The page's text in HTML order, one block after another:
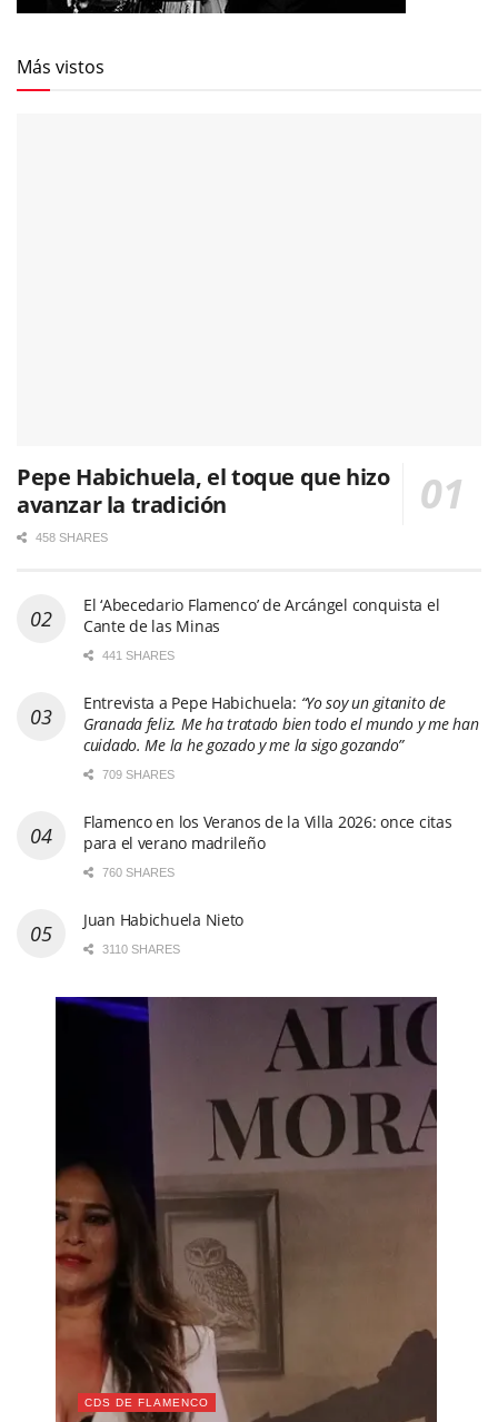
Más vistos
Pepe Habichuela, el toque que hizo
avanzar la tradición
458 SHARES
El ‘Abecedario Flamenco’ de Arcángel conquista el
Cante de las Minas
441 SHARES
Entrevista a Pepe Habichuela: “Yo soy un gitanito de
Granada feliz. Me ha tratado bien todo el mundo y me han
cuidado. Me la he gozado y me la sigo gozando”
709 SHARES
Flamenco en los Veranos de la Villa 2026: once citas
para el verano madrileño
760 SHARES
Juan Habichuela Nieto
3110 SHARES
CDS DE FLAMENCO